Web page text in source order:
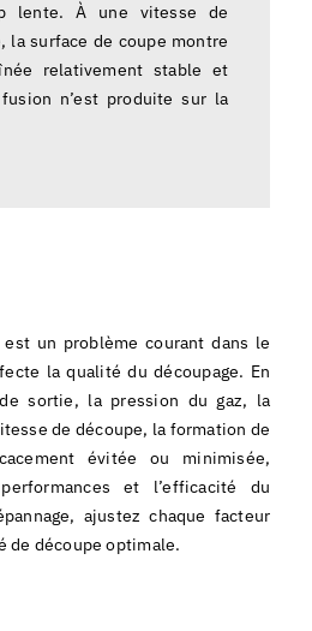
lente. À une vitesse de
la surface de coupe montre
relativement stable et
n’est produite sur la
un problème courant dans le
la qualité du découpage. En
sortie, la pression du gaz, la
de découpe, la formation de
évitée ou minimisée,
et l’efficacité du
ajustez chaque facteur
de découpe optimale.